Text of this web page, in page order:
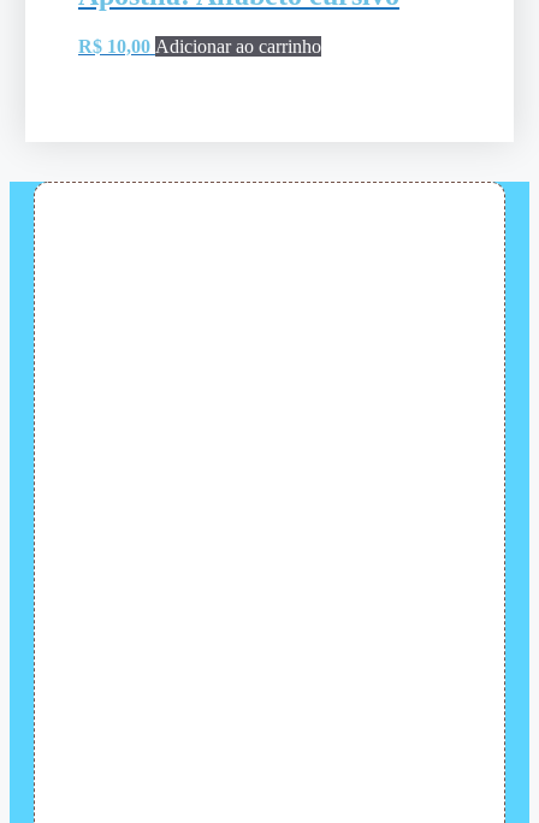
R$10,00 Adicionar ao carrinho